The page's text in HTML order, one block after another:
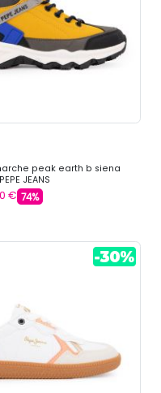
peak earth b siena
JEANS
€ 74%